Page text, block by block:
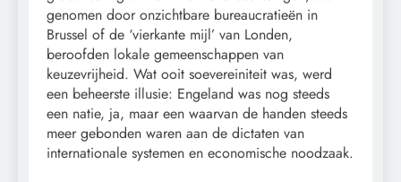
genomen door onzichtbare bureaucratieën in
Brussel of de ‘vierkante mijl’ van Londen,
beroofden lokale gemeenschappen van
keuzevrijheid. Wat ooit soevereiniteit was, werd
een beheerste illusie: Engeland was nog steeds
een natie, ja, maar een waarvan de handen steeds
meer gebonden waren aan de dictaten van
internationale systemen en economische noodzaak.